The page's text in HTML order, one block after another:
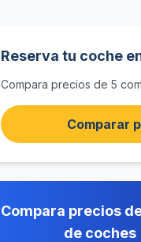
Reserva tu coche
Compara precios de 5
Comparar
Compara precios
de coches